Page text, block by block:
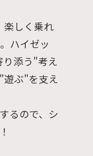
楽しく乗れ
ハイゼッ
り添う"考え
ぶ"を支え
るので、シ